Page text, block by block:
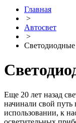
Главная
>
Автосвет
>
Еще 20 лет назад
начинали свой
использовании, к